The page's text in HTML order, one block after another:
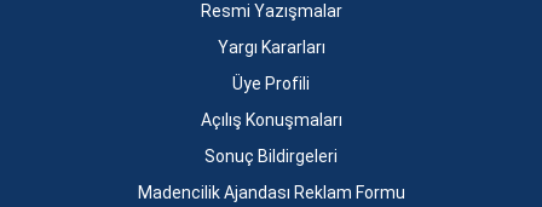
Resmi Yazışmalar
Yargı Kararları
Üye Profili
Açılış Konuşmaları
Sonuç Bildirgeleri
Madencilik Ajandası Reklam Formu